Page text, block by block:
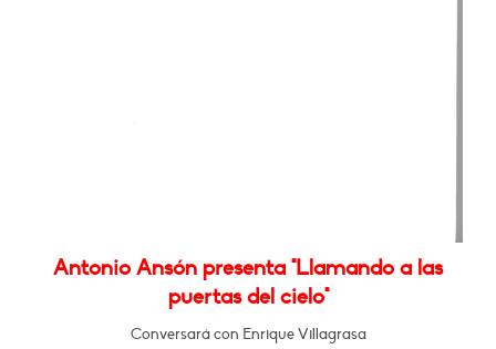
Antonio Ansón presenta "Llamando a las
puertas del cielo"
Conversará con Enrique Villagrasa